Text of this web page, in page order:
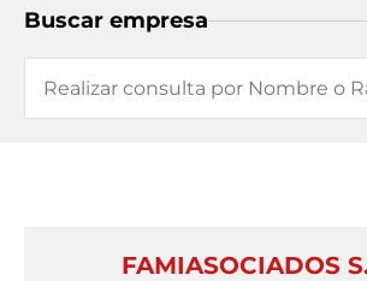
Buscar empresa
FAMIASOCIADOS